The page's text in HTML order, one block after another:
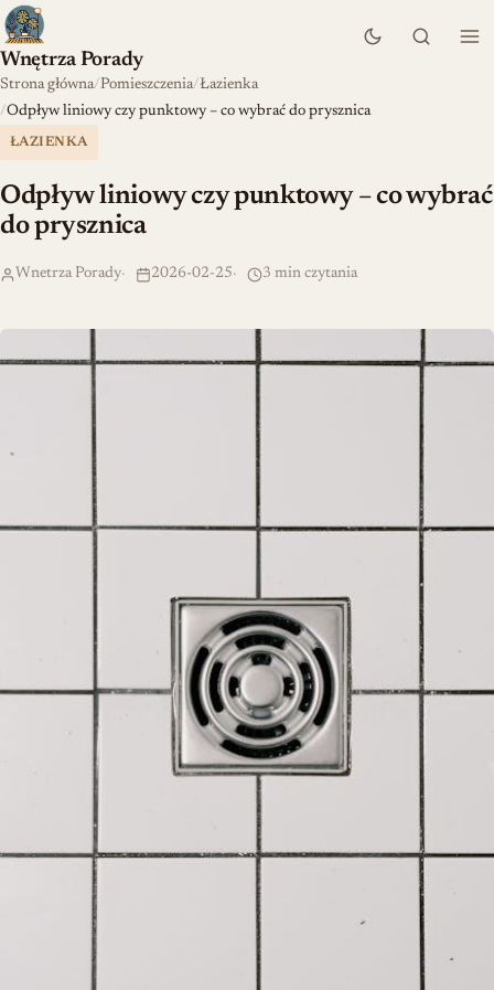
Wnętrza Porady
Strona główna Pomieszczenia Łazienka
Odpływ liniowy czy punktowy – co wybrać do prysznica
ŁAZIENKA
Odpływ liniowy czy punktowy – co wybrać
do prysznica
Wnetrza Porady 2026-02-25 3 min czytania